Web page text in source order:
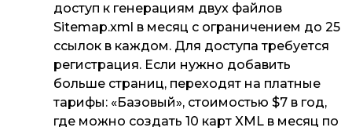
доступ к генерациям двух файлов
Sitemap.xml в месяц с ограничением до 25
ссылок в каждом. Для доступа требуется
регистрация. Если нужно добавить
больше страниц, переходят на платные
тарифы: «Базовый», стоимостью $7 в год,
где можно создать 10 карт XML в месяц по